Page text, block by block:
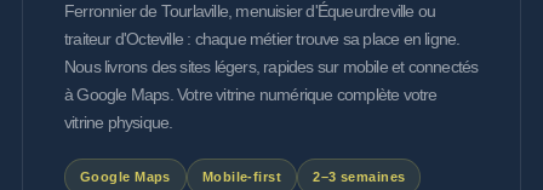
Ferronnier de Tourlaville, menuisier d'Équeurdreville ou
traiteur d'Octeville : chaque métier trouve sa place en ligne.
Nous livrons des sites légers, rapides sur mobile et connectés
à Google Maps. Votre vitrine numérique complète votre
vitrine physique.
Google Maps Mobile-first 2–3 semaines